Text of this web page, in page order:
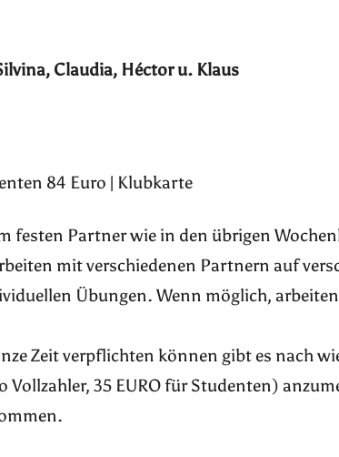
Claudia, Héctor u. Klaus
84 Euro | Klubkarte
festen Partner wie in den übrigen
mit verschiedenen Partnern auf
Übungen. Wenn möglich,
Zeit verpflichten können gibt es nach
Vollzahler, 35 EURO für Studenten)